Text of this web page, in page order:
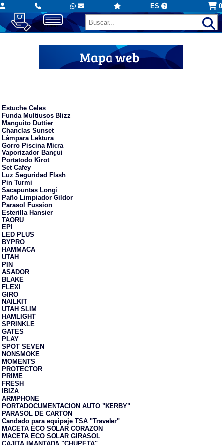
ES 0
Mapa web
Estuche Celes
Funda Multiusos Blizz
Manguito Duttier
Chanclas Sunset
Lámpara Lektura
Gorro Piscina Micra
Vaporizador Bangui
Portatodo Kirot
Set Cafey
Luz Seguridad Flash
Pin Turmi
Sacapuntas Longi
Paño Limpiador Gildor
Parasol Fussion
Esterilla Hansier
TAORU
EPI
LED PLUS
BYPRO
HAMMACA
UTAH
PIN
ASADOR
BLAKE
FLEXI
GIRO
NAILKIT
UTAH SLIM
HAMLIGHT
SPRINKLE
GATES
PLAY
SPOT SEVEN
NONSMOKE
MOMENTS
PROTECTOR
PRIME
FRESH
IBIZA
ARMPHONE
PORTADOCUMENTACION AUTO "KERBY"
PARASOL DE CARTON
Candado para equipaje TSA "Traveler"
MACETA ECO SOLAR CORAZON
MACETA ECO SOLAR GIRASOL
CAJITA IMANTADA "CHUPETA"